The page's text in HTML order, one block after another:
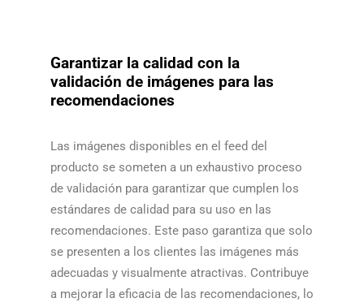
Garantizar la calidad con la
validación de imágenes para las
recomendaciones
Las imágenes disponibles en el feed del
producto se someten a un exhaustivo proceso
de validación para garantizar que cumplen los
estándares de calidad para su uso en las
recomendaciones. Este paso garantiza que solo
se presenten a los clientes las imágenes más
adecuadas y visualmente atractivas. Contribuye
a mejorar la eficacia de las recomendaciones, lo